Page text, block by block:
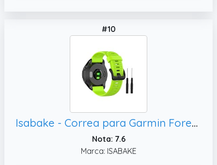
#10
Isabake - Correa para Garmin Forerunner 945/935, Clásico
Nota: 7.6
Marca: ISABAKE